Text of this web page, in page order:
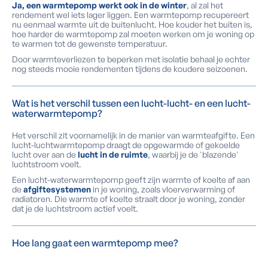
Ja, een warmtepomp werkt ook in de winter, al zal het
rendement wel iets lager liggen. Een warmtepomp recupereert
nu eenmaal warmte uit de buitenlucht. Hoe kouder het buiten is,
hoe harder de warmtepomp zal moeten werken om je woning op
te warmen tot de gewenste temperatuur.
Door warmteverliezen te beperken met isolatie behaal je echter
nog steeds mooie rendementen tijdens de koudere seizoenen.
Wat is het verschil tussen een lucht-lucht- en een lucht-
waterwarmtepomp?
Het verschil zit voornamelijk in de manier van warmteafgifte. Een
lucht-luchtwarmtepomp draagt de opgewarmde of gekoelde
lucht over aan de lucht in de ruimte, waarbij je de 'blazende'
luchtstroom voelt.
Een lucht-waterwarmtepomp geeft zijn warmte of koelte af aan
de afgiftesystemen in je woning, zoals vloerverwarming of
radiatoren. Die warmte of koelte straalt door je woning, zonder
dat je de luchtstroom actief voelt.
Hoe lang gaat een warmtepomp mee?